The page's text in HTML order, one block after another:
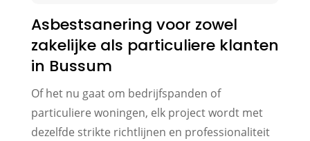
Asbestsanering voor zowel
zakelijke als particuliere klanten
in Bussum
Of het nu gaat om bedrijfspanden of
particuliere woningen, elk project wordt met
dezelfde strikte richtlijnen en professionaliteit